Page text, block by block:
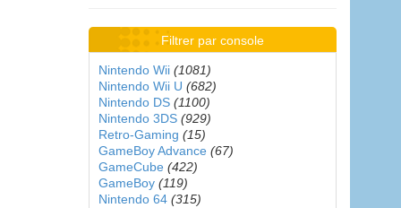
Filtrer par console
Nintendo Wii (1081)
Nintendo Wii U (682)
Nintendo DS (1100)
Nintendo 3DS (929)
Retro-Gaming (15)
GameBoy Advance (67)
GameCube (422)
GameBoy (119)
Nintendo 64 (315)